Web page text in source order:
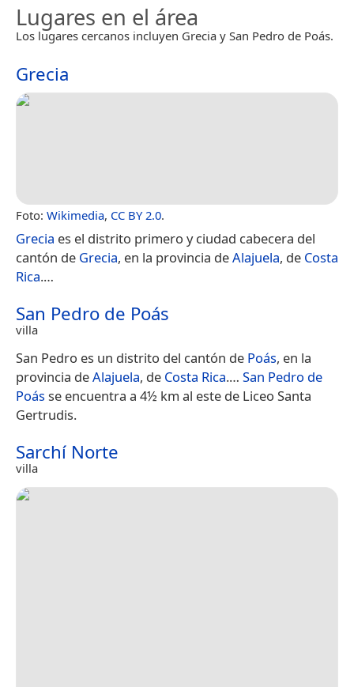
Lugares en el área
Los lugares cercanos incluyen Grecia y San Pedro de Poás.
Grecia
Foto: Wikimedia, CC BY 2.0.
Grecia es el distrito primero y ciudad cabecera del
cantón de Grecia, en la provincia deAlajuela, de Costa
Rica.​…
San Pedro de Poás
villa
San Pedro es un distrito del cantón de Poás, en la
provincia deAlajuela, de Costa Rica.​… San Pedro de
Poásse encuentra a 4½ km al este de Liceo Santa
Gertrudis.
Sarchí Norte
villa